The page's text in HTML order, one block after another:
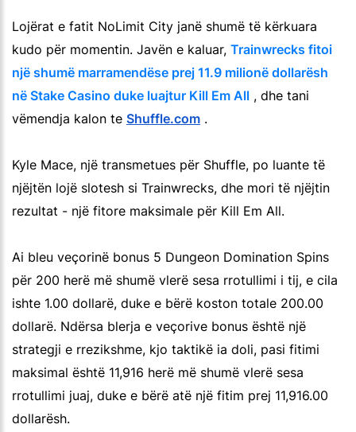
Lojërat e fatit NoLimit City janë shumë të kërkuara
kudo për momentin. Javën e kaluar, Trainwrecks fitoi
një shumë marramendëse prej 11.9 milionë dollarësh
në Stake Casino duke luajtur Kill Em All , dhe tani
vëmendja kalon te Shuffle.com .
Kyle Mace, një transmetues për Shuffle, po luante të
njëjtën lojë slotesh si Trainwrecks, dhe mori të njëjtin
rezultat - një fitore maksimale për Kill Em All.
Ai bleu veçorinë bonus 5 Dungeon Domination Spins
për 200 herë më shumë vlerë sesa rrotullimi i tij, e cila
ishte 1.00 dollarë, duke e bërë koston totale 200.00
dollarë. Ndërsa blerja e veçorive bonus është një
strategji e rrezikshme, kjo taktikë ia doli, pasi fitimi
maksimal është 11,916 herë më shumë vlerë sesa
rrotullimi juaj, duke e bërë atë një fitim prej 11,916.00
dollarësh.